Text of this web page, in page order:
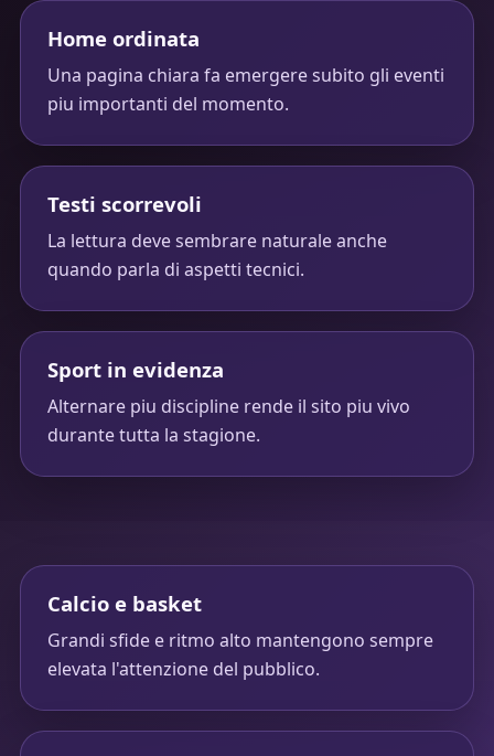
Home ordinata
Una pagina chiara fa emergere subito gli eventi
piu importanti del momento.
Testi scorrevoli
La lettura deve sembrare naturale anche
quando parla di aspetti tecnici.
Sport in evidenza
Alternare piu discipline rende il sito piu vivo
durante tutta la stagione.
Calcio e basket
Grandi sfide e ritmo alto mantengono sempre
elevata l'attenzione del pubblico.